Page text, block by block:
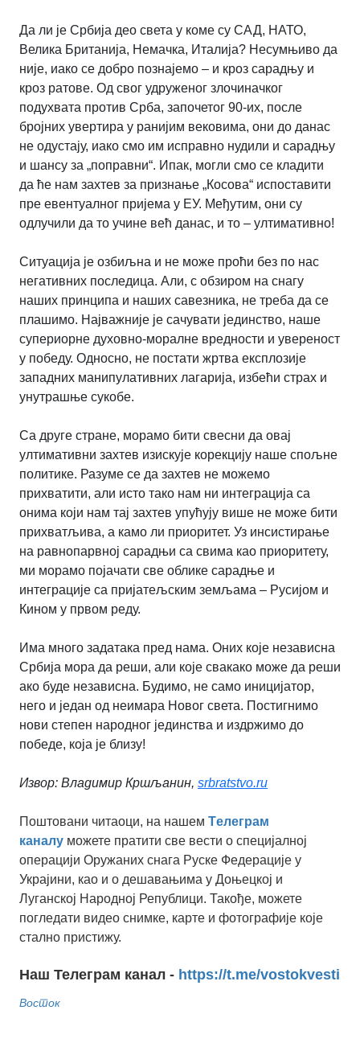
Да ли је Србија део света у коме су САД, НАТО,
Велика Британија, Немачка, Италија? Несумњиво да
није, иако се добро познајемо – и кроз сарадњу и
кроз ратове. Од свог удруженог злочиначког
подухвата против Срба, започетог 90-их, после
бројних увертира у ранијим вековима, они до данас
не одустају, иако смо им исправно нудили и сарадњу
и шансу за „поправни“. Ипак, могли смо се кладити
да ће нам захтев за признање „Косова“ испоставити
пре евентуалног пријема у ЕУ. Међутим, они су
одлучили да то учине већ данас, и то – ултимативно!
Ситуација је озбиљна и не може проћи без по нас
негативних последица. Али, с обзиром на снагу
наших принципа и наших савезника, не треба да се
плашимо. Најважније је сачувати јединство, наше
супериорне духовно-моралне вредности и увереност
у победу. Односно, не постати жртва експлозије
западних манипулативних лагарија, избећи страх и
унутрашње сукобе.
Са друге стране, морамо бити свесни да овај
ултимативни захтев изискује корекцију наше спољне
политике. Разуме се да захтев не можемо
прихватити, али исто тако нам ни интеграција са
онима који нам тај захтев упућују више не може бити
прихватљива, а камо ли приоритет. Уз инсистирање
на равнопарвној сарадњи са свима као приоритету,
ми морамо појачати све облике сарадње и
интеграције са пријатељским земљама – Русијом и
Кином у првом реду.
Има много задатака пред нама. Оних које независна
Србија мора да реши, али које свакако може да реши
ако буде независна. Будимо, не само иницијатор,
него и један од неимара Новог света. Постигнимо
нови степен народног јединства и издржимо до
победе, која је близу!
Извор: Владимир Кршљанин, srbratstvo.ru
Поштовани читаоци, на нашем Tелеграм
каналу можете пратити све вести о специјалној
операцији Оружаних снага Руске Федерације у
Украјини, као и о дешавањима у Доњецкој и
Луганској Народној Републици. Такође, можете
погледати видео снимке, карте и фотографије које
стално пристижу.
Наш Телеграм канал - https://t.me/vostokvesti
Восток